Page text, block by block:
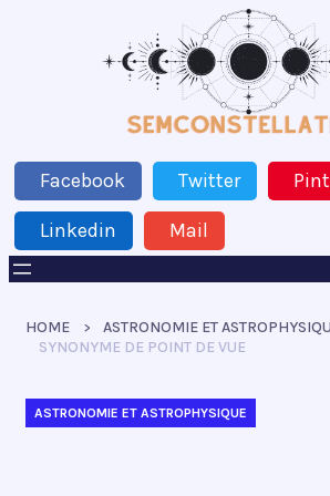
Facebook Twitter
Linkedin Mail
HOME
ASTRONOMIE ET
SYNONYME DE POINT DE VUE
ASTRONOMIE ET ASTROPHYSIQUE